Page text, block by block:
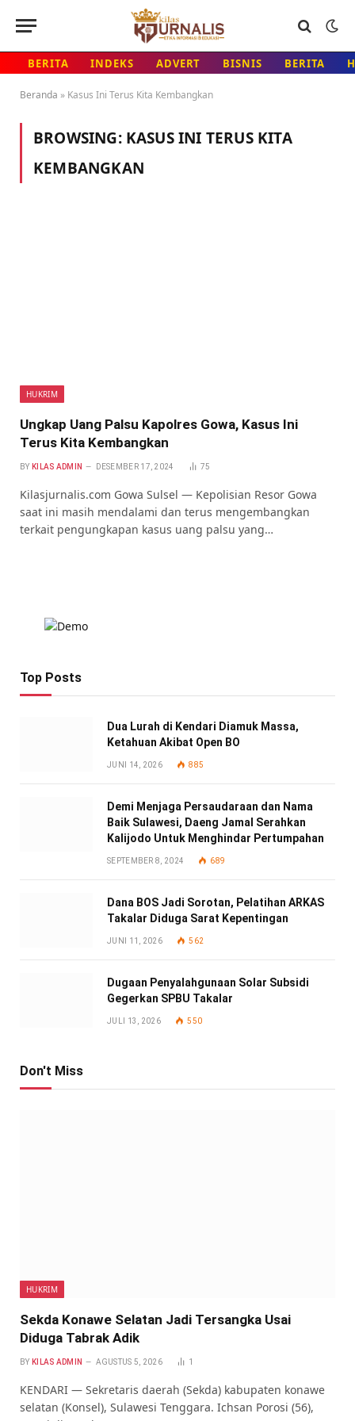
BERITA INDEKS ADVERT BISNIS BERITA
Beranda » Kasus Ini Terus Kita Kembangkan
BROWSING: KASUS INI TERUS KITA
KEMBANGKAN
HUKRIM
Ungkap Uang Palsu Kapolres Gowa, Kasus Ini
Terus Kita Kembangkan
BY KILAS ADMIN DESEMBER 17, 2024 75
Kilasjurnalis.com Gowa Sulsel — Kepolisian Resor Gowa
saat ini masih mendalami dan terus mengembangkan
terkait pengungkapan kasus uang palsu yang…
Top Posts
Dua Lurah di Kendari Diamuk Massa,
Ketahuan Akibat Open BO
JUNI 14, 2026 885
Demi Menjaga Persaudaraan dan Nama
Baik Sulawesi, Daeng Jamal Serahkan
Kalijodo Untuk Menghindar Pertumpahan
SEPTEMBER 8, 2024 689
Dana BOS Jadi Sorotan, Pelatihan ARKAS
Takalar Diduga Sarat Kepentingan
JUNI 11, 2026 562
Dugaan Penyalahgunaan Solar Subsidi
Gegerkan SPBU Takalar
JULI 13, 2026 550
Don't Miss
HUKRIM
Sekda Konawe Selatan Jadi Tersangka Usai
Diduga Tabrak Adik
BY KILAS ADMIN AGUSTUS 5, 2026 1
KENDARI — Sekretaris daerah (Sekda) kabupaten konawe
selatan (Konsel), Sulawesi Tenggara. Ichsan Porosi (56),